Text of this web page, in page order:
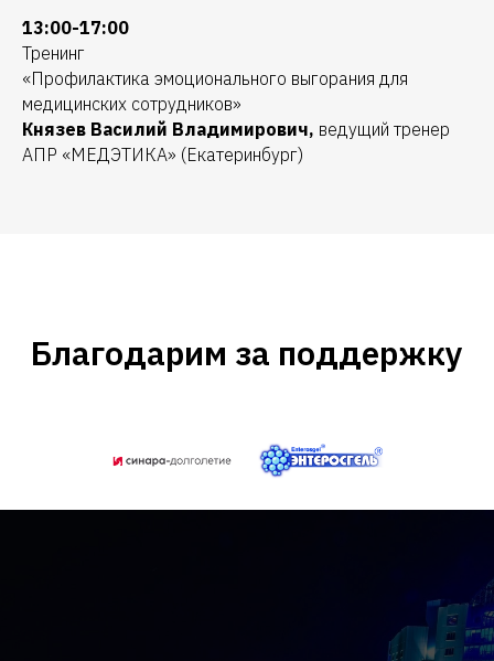
13:00-17:00
Тренинг
«Профилактика эмоционального выгорания для
медицинских сотрудников»
Князев Василий Владимирович, ведущий тренер
АПР «МЕДЭТИКА» (Екатеринбург)
Благодарим за поддержку